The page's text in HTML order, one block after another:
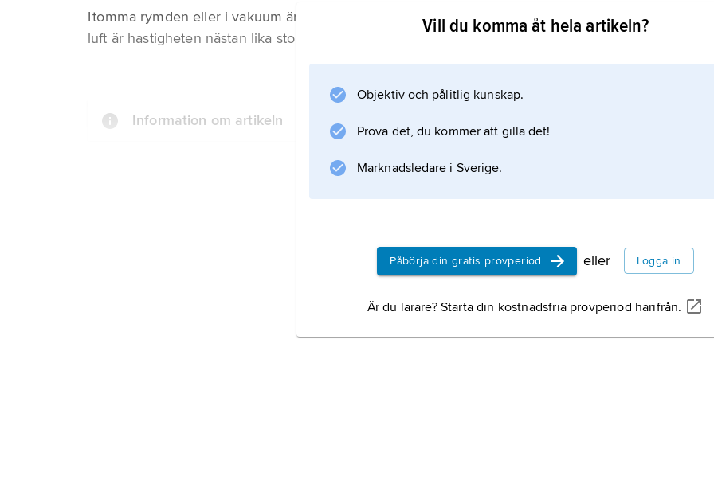
I tomma rymden eller i vakuum är ljusets hastighet omkring 300 000 kilometer per sekund. I
luft är hastigheten nästan lika stor.
Information om artikeln
Vill du komma åt hela artikeln?
Objektiv och pålitlig kunskap.
Prova det, du kommer att gilla det!
Marknadsledare i Sverige.
Påbörja din gratis provperiod eller Logga in
Är du lärare? Starta din kostnadsfria provperiod härifrån.